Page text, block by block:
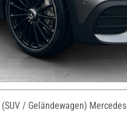
(SUV / Geländewagen) Mercedes